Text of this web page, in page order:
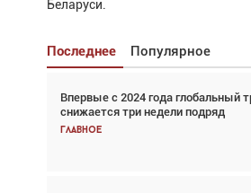
Беларуси.
Последнее Популярное
Впервые с 2024 года глобальный
снижается три недели подряд
Главное
Взгляд с высоты: тандем
спасательных операциях
Главное